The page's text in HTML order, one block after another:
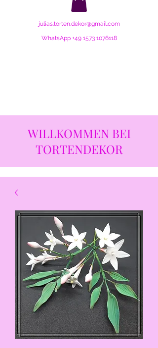
julias.torten.dekor@gmail.com
WhatsApp +49 1573 1076118
WILLKOMMEN BEI
TORTENDEKOR